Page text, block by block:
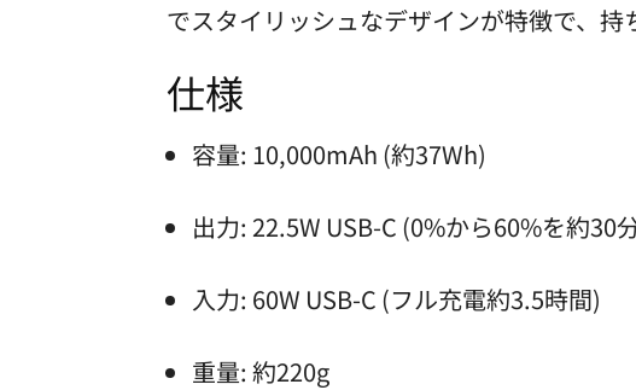
でスタイリッシュなデザインが特徴で、
仕様
容量: 10,000mAh (約37Wh)
出力: 22.5W USB-C (0%から60%を約30
入力: 60W USB-C (フル充電約3.5時間)
重量: 約220g